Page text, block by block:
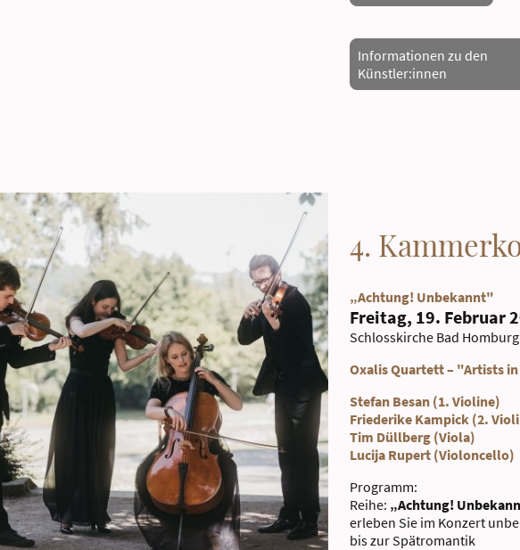
Informationen zu den
Künstler:innen
4.
„Achtung! Unbekannt"
Freitag, 19. Februar
Schlosskirche Bad
Oxalis Quartett – "Artists
Stefan Besan (1. Violine)
Friederike Kampick (2.
Tim Düllberg (Viola)
Lucija Rupert (Violoncello)
Programm:
Reihe: „Achtung!
erleben Sie im Konzert
bis zur Spätromantik